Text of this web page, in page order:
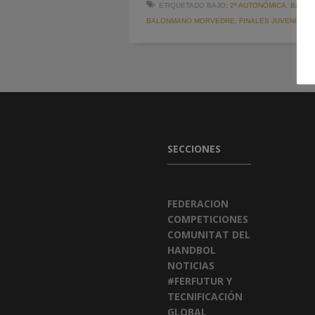
ETIQUETADO BAJO: 2ª AUTONÓMICA,
BALONMANO MORVEDRE, FINALES JUVENILES
SECCIONES
FEDERACION
COMPETICIONES
COMUNITAT DEL
HANDBOL
NOTICIAS
#FERFUTUR Y
TECNIFICACIÓN
GLOBAL